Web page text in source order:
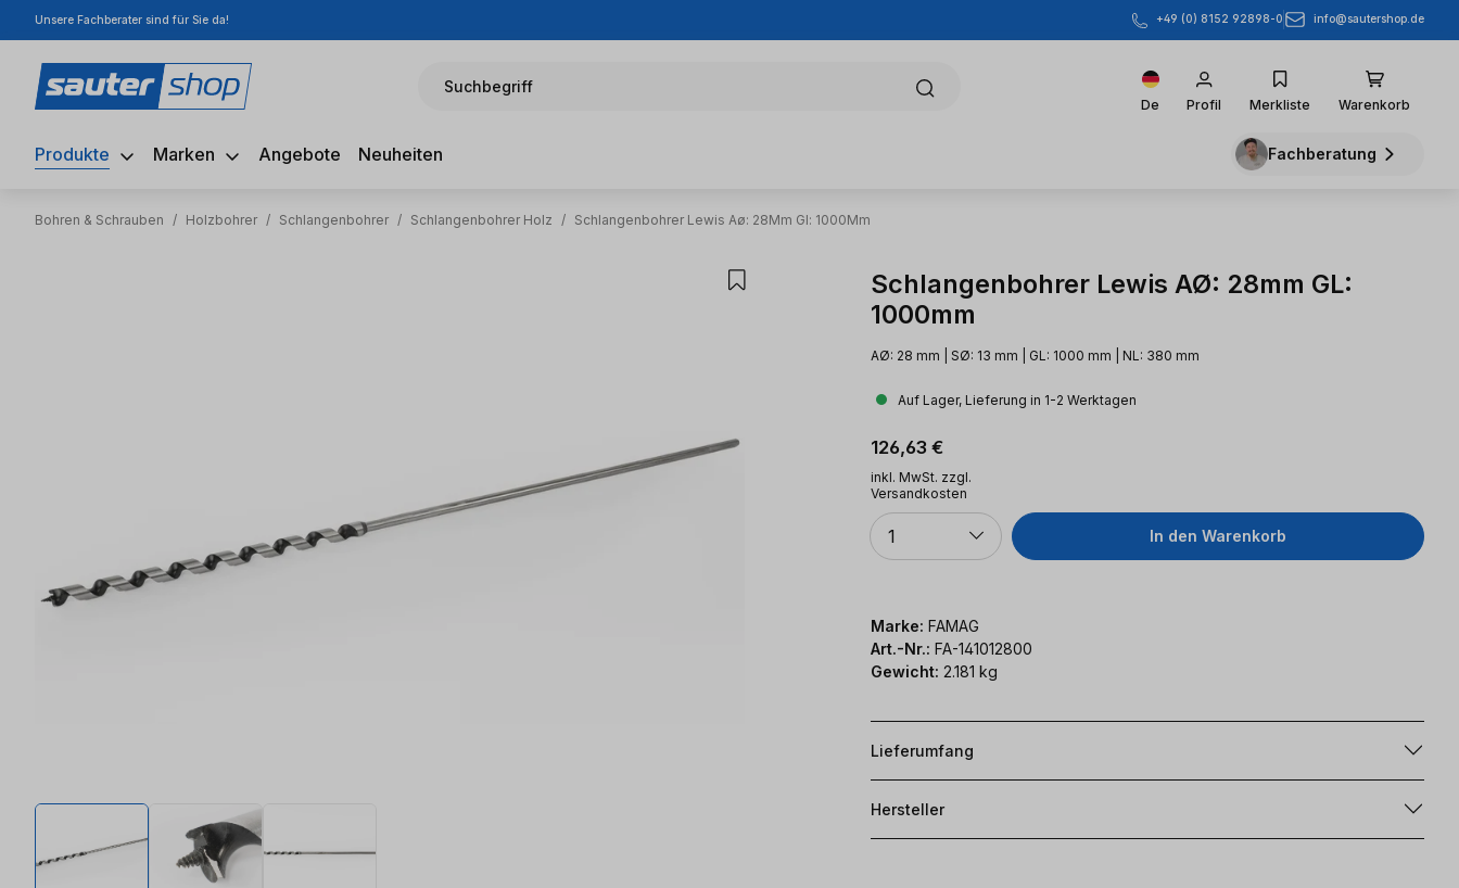
Hauptinhalt springen
Zur Suche springen
Zur Hauptnavigation springen
Unsere Fachberater sind für Sie da! +49 (0) 8152 92898-0 info@sautershop.de
Suchbegriff
De Profil Merkliste Warenkorb
Produkte Marken Angebote Neuheiten Fachberatung
Bohren & Schrauben / Holzbohrer / Schlangenbohrer / Schlangenbohrer Holz / Schlangenbohrer Lewis Aø: 28Mm Gl: 1000Mm
Schlangenbohrer Lewis AØ: 28mm GL:
1000mm
AØ: 28 mm | SØ: 13 mm | GL: 1000 mm | NL: 380 mm
Auf Lager, Lieferung in 1-2 Werktagen
Regulärer Preis:
126,63 €
inkl. MwSt. zzgl.
Versandkosten
Anzahl
1 In den Warenkorb
Marke: FAMAG
Art.-Nr.: FA-141012800
Gewicht: 2.181 kg
Lieferumfang
Hersteller